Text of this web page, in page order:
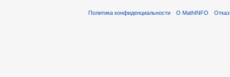
Политика конфиденциальности О MathINFO